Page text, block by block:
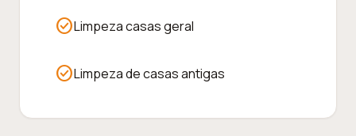
check_circleLimpeza casas geral
check_circleLimpeza de casas antigas